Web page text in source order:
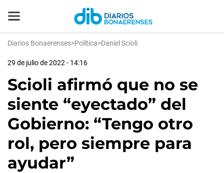
Diarios Bonaerenses>Política>Daniel Scioli
29 de julio de 2022 - 14:16
Scioli afirmó que no se
siente “eyectado” del
Gobierno: “Tengo otro
rol, pero siempre para
ayudar”